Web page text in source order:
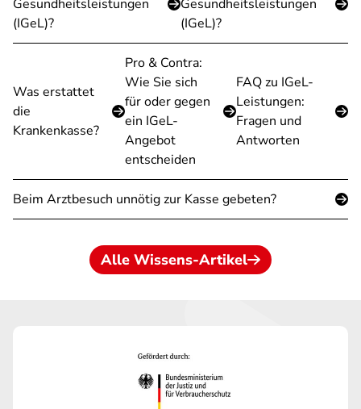
Gesundheitsleistungen
(IGeL)?
Gesundheitsleistungen
(IGeL)?
Was erstattet
die
Krankenkasse?
Pro & Contra:
Wie Sie sich
für oder gegen
ein IGeL-
Angebot
entscheiden
FAQ zu IGeL-
Leistungen:
Fragen und
Antworten
Beim Arztbesuch unnötig zur Kasse gebeten?
Alle Wissens-Artikel